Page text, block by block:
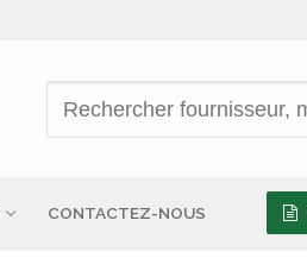
CONTACTEZ-NOUS